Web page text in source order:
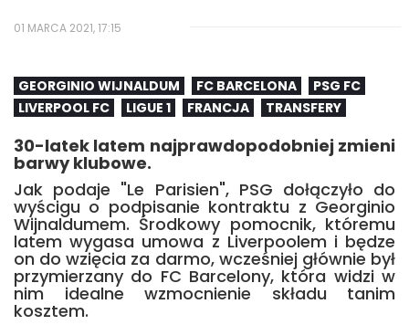
01 MARCA 2021, 17:15
GEORGINIO WIJNALDUM FC BARCELONA
PSG FC
LIVERPOOL FC
LIGUE 1 FRANCJA TRANSFERY
30-latek latem najprawdopodobniej zmieni
barwy klubowe.
Jak podaje "Le Parisien", PSG dołączyło do
wyścigu o podpisanie kontraktu z Georginio
Wijnaldumem. Środkowy pomocnik, któremu
latem wygasa umowa z Liverpoolem i będze
on do wzięcia za darmo, wcześniej głównie był
przymierzany do FC Barcelony, która widzi w
nim idealne wzmocnienie składu tanim
kosztem.